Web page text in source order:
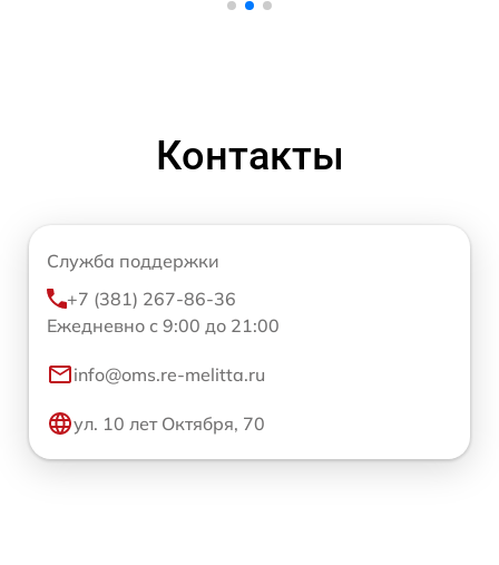
Контакты
Служба поддержки
+7 (381) 267-86-36
Ежедневно с 9:00 до 21:00
info@oms.re-melitta.ru
ул. 10 лет Октября, 70